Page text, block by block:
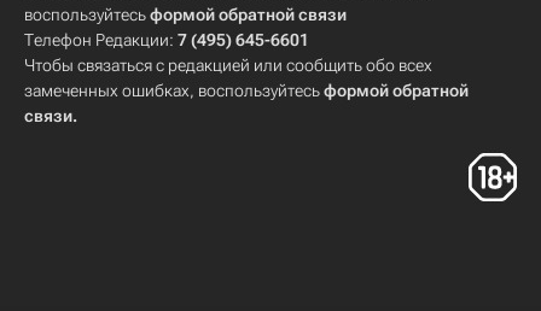
воспользуйтесьформой обратной связи
Телефон Редакции: 7 (495) 645-6601
Чтобы связаться с редакцией или сообщить обо всех
замеченных ошибках, воспользуйтесьформой обратной
связи.